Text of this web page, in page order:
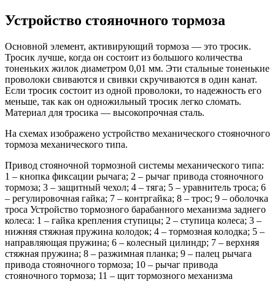
Устройство стояночного тормоза
Основной элемент, активирующий тормоза — это тросик.
Тросик лучше, когда он состоит из большого количества
тоненьких жилок диаметром 0,01 мм. Эти стальные тоненькие
проволоки свиваются и свивки скручиваются в один канат.
Если тросик состоит из одной проволоки, то надежность его
меньше, так как он одножильный тросик легко сломать.
Материал для тросика — высокопрочная сталь.
На схемах изображено устройство механического стояночного
тормоза механического типа.
Привод стояночной тормозной системы механического типа:
1 – кнопка фиксации рычага; 2 – рычаг привода стояночного
тормоза; 3 – защитный чехол; 4 – тяга; 5 – уравнитель троса; 6
– регулировочная гайка; 7 – контргайка; 8 – трос; 9 – оболочка
троса Устройство тормозного барабанного механизма заднего
колеса: 1 – гайка крепления ступицы; 2 – ступица колеса; 3 –
нижняя стяжная пружина колодок; 4 – тормозная колодка; 5 –
направляющая пружина; 6 – колесный цилиндр; 7 – верхняя
стяжная пружина; 8 – разжимная планка; 9 – палец рычага
привода стояночного тормоза; 10 – рычаг привода
стояночного тормоза; 11 – щит тормозного механизма